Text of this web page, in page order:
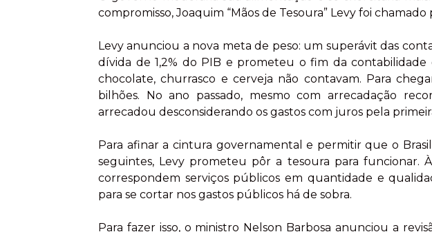
compromisso, Joaquim “Mãos de Tesoura” Levy foi chamado
Levy anunciou a nova meta de peso: um superávit das
dívida de 1,2% do PIB e prometeu o fim da contabilidade
chocolate, churrasco e cerveja não contavam. Para
bilhões. No ano passado, mesmo com arrecadação
arrecadou desconsiderando os gastos com juros pela
Para afinar a cintura governamental e permitir que o
seguintes, Levy prometeu pôr a tesoura para funcionar. À
correspondem serviços públicos em quantidade e
para se cortar nos gastos públicos há de sobra.
Para fazer isso, o ministro Nelson Barbosa anunciou a